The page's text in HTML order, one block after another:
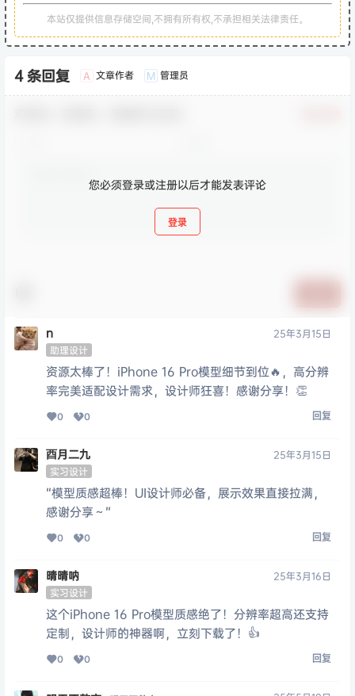
本站仅提供信息存储空间,不拥有所有权,不承担相关法律责任。
4 条回复 A 文章作者 M 管理员
您必须登录或注册以后才能发表评论
登录
n
助理设计
25年3月15日
资源太棒了！iPhone 16 Pro模型细节到位🔥，高分辨
率完美适配设计需求，设计师狂喜！感谢分享！👏
0 0 回复
酉月二九
实习设计
25年3月15日
“模型质感超棒！UI设计师必备，展示效果直接拉满，
感谢分享～”
0 0 回复
晴晴呐
实习设计
25年3月16日
这个iPhone 16 Pro模型质感绝了！分辨率超高还支持
定制，设计师的神器啊，立刻下载了！👍
0 0 回复